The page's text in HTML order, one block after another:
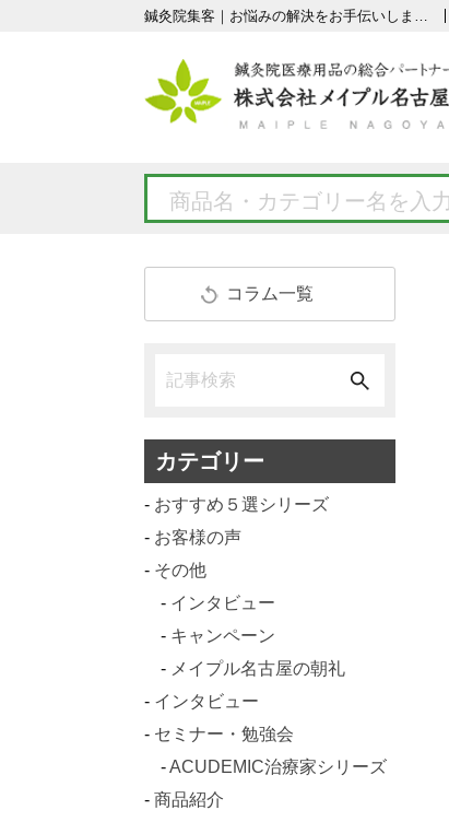
鍼灸院集客｜お悩みの解決をお手伝いします！
コラム一覧
カテゴリー
おすすめ５選シリーズ
お客様の声
その他
インタビュー
キャンペーン
メイプル名古屋の朝礼
インタビュー
セミナー・勉強会
ACUDEMIC治療家シリーズ
商品紹介